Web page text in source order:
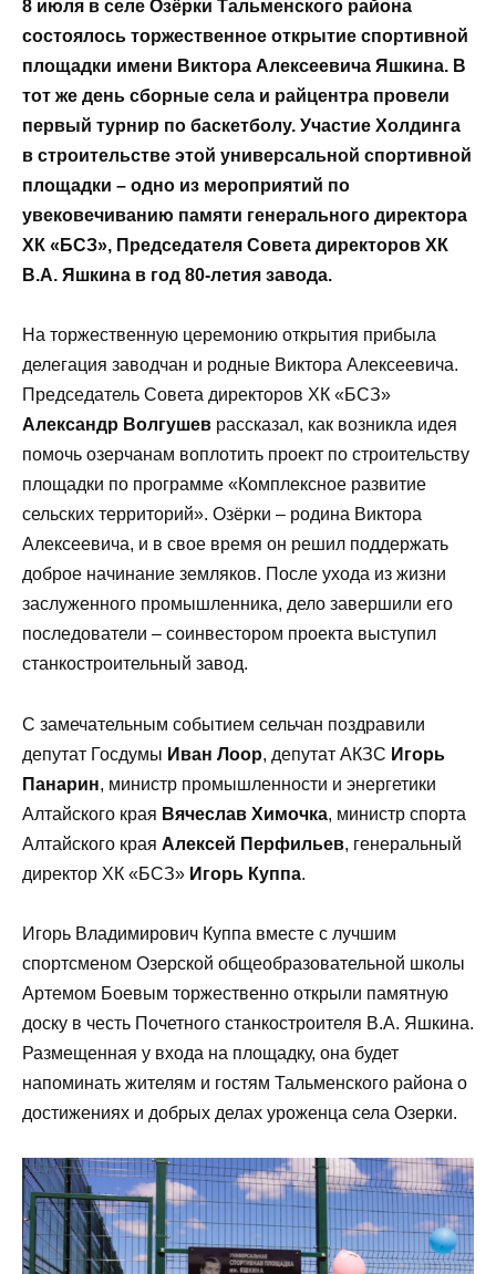
8 июля в селе Озёрки Тальменского района
состоялось торжественное открытие спортивной
площадки имени Виктора Алексеевича Яшкина. В
тот же день сборные села и райцентра провели
первый турнир по баскетболу. Участие Холдинга
в строительстве этой универсальной спортивной
площадки – одно из мероприятий по
увековечиванию памяти генерального директора
ХК «БСЗ», Председателя Совета директоров ХК
В.А. Яшкина в год 80-летия завода.
На торжественную церемонию открытия прибыла
делегация заводчан и родные Виктора Алексеевича.
Председатель Совета директоров ХК «БСЗ»
Александр Волгушев рассказал, как возникла идея
помочь озерчанам воплотить проект по строительству
площадки по программе «Комплексное развитие
сельских территорий». Озёрки – родина Виктора
Алексеевича, и в свое время он решил поддержать
доброе начинание земляков. После ухода из жизни
заслуженного промышленника, дело завершили его
последователи – соинвестором проекта выступил
станкостроительный завод.
С замечательным событием сельчан поздравили
депутат Госдумы Иван Лоор, депутат АКЗС Игорь
Панарин, министр промышленности и энергетики
Алтайского края Вячеслав Химочка, министр спорта
Алтайского края Алексей Перфильев, генеральный
директор ХК «БСЗ» Игорь Куппа.
Игорь Владимирович Куппа вместе с лучшим
спортсменом Озерской общеобразовательной школы
Артемом Боевым торжественно открыли памятную
доску в честь Почетного станкостроителя В.А. Яшкина.
Размещенная у входа на площадку, она будет
напоминать жителям и гостям Тальменского района о
достижениях и добрых делах уроженца села Озерки.